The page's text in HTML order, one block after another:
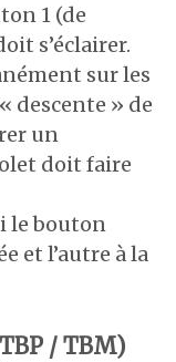
1 (de
s’éclairer.
sur les
descente » de
un
doit faire
le bouton
et l’autre à la
/ TBM)